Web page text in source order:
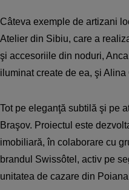
Câteva exemple de artizani
Atelier din Sibiu, care a
şi accesoriile din noduri,
iluminat create de ea, şi
Tot pe eleganţă subtilă şi pe
Braşov. Proiectul este
imobiliară, în colaborare cu
brandul Swissôtel, activ pe
unitatea de cazare din